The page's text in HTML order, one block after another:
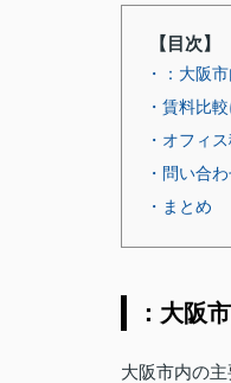
【目次】
・：大阪
・賃料比
・オフィ
・問い合
・まとめ
：大阪
大阪市内の